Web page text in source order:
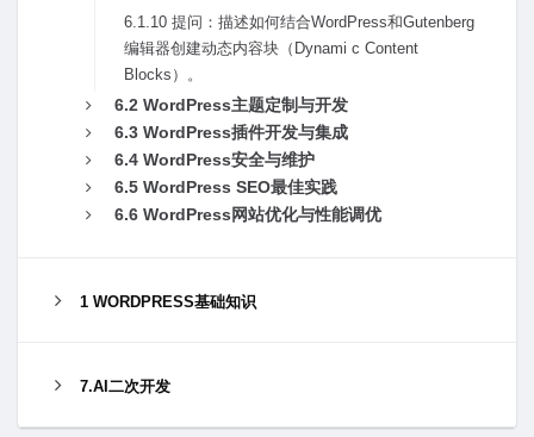
6.1.10 提问：描述如何结合WordPress和Gutenberg
编辑器创建动态内容块（Dynami c Content
Blocks）。
6.2 WordPress主题定制与开发
6.3 WordPress插件开发与集成
6.4 WordPress安全与维护
6.5 WordPress SEO最佳实践
6.6 WordPress⽹站优化与性能调优
1 WORDPRESS基础知识
7.AI二次开发